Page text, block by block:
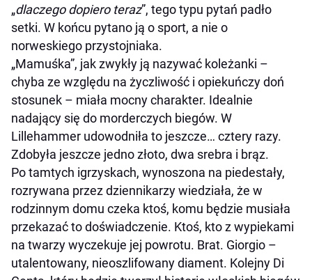
„dlaczego dopiero teraz”, tego typu pytań padło
setki. W końcu pytano ją o sport, a nie o
norweskiego przystojniaka.
„Mamuśka”, jak zwykły ją nazywać koleżanki –
chyba ze względu na życzliwość i opiekuńczy doń
stosunek – miała mocny charakter. Idealnie
nadający się do morderczych biegów. W
Lillehammer udowodniła to jeszcze… cztery razy.
Zdobyła jeszcze jedno złoto, dwa srebra i brąz.
Po tamtych igrzyskach, wynoszona na piedestały,
rozrywana przez dziennikarzy wiedziała, że w
rodzinnym domu czeka ktoś, komu będzie musiała
przekazać to doświadczenie. Ktoś, kto z wypiekami
na twarzy wyczekuje jej powrotu. Brat. Giorgio –
utalentowany, nieoszlifowany diament. Kolejny Di